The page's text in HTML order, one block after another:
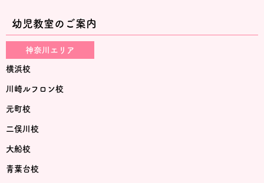
幼児教室のご案内
神奈川エリア
横浜校
川崎ルフロン校
元町校
二俣川校
大船校
青葉台校